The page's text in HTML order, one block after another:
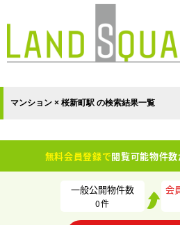
マンション × 桜新町駅 の検索結果一覧
無料会員登録で閲覧可能物件数
一般公開物件数
0件
会